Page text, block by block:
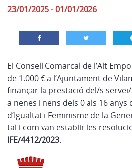
23/01/2025 - 01/01/2026
El Consell Comarcal de l’Alt
de 1.000 € a l’Ajuntament de
finançar la prestació del/s
a nenes i nens dels 0 als 16
d’Igualtat i Feminisme de la
tal i com van establir les
IFE/4412/2023.